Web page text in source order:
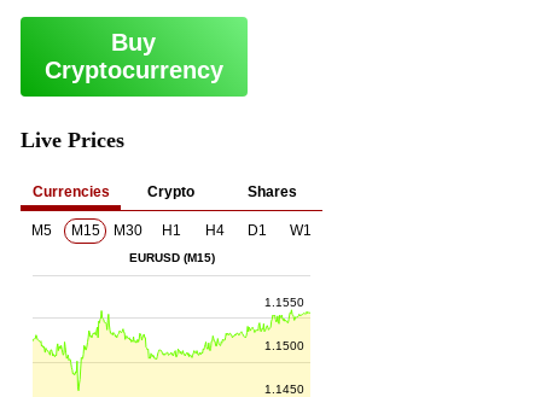
Buy
Cryptocurrency
Live Prices